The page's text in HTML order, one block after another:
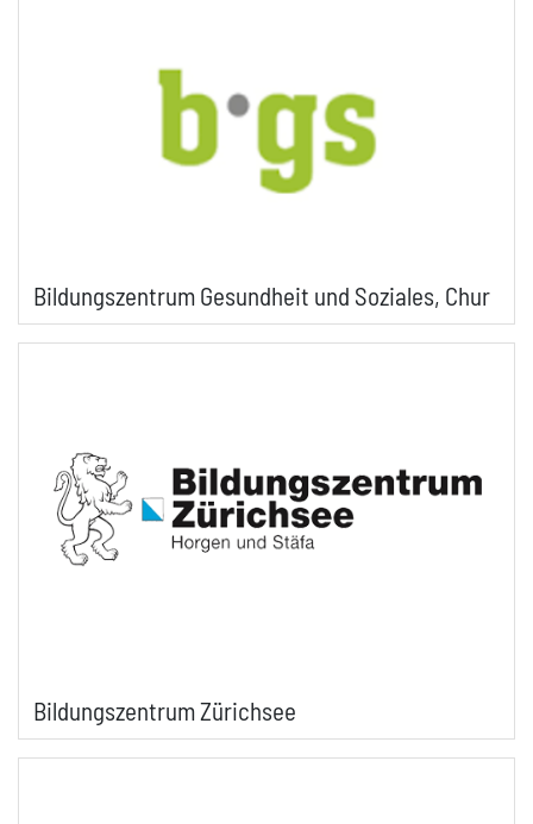
Bildungszentrum Gesundheit und Soziales, Chur
Bildungszentrum Zürichsee